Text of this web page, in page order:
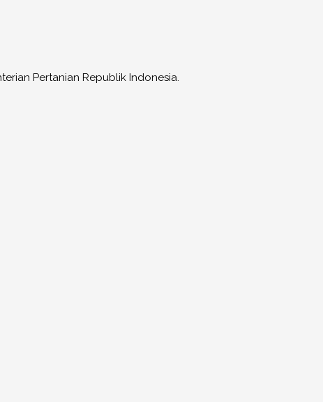
Pertanian Republik Indonesia.